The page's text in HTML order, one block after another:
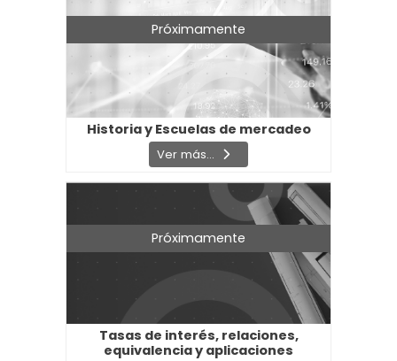
Historia y Escuelas de mercadeo
Ver más...
Próximamente
Tasas de interés, relaciones,
equivalencia y aplicaciones
Próximamente